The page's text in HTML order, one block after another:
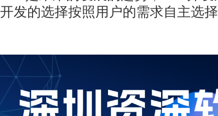
开发的选择按照用户的需求自主选